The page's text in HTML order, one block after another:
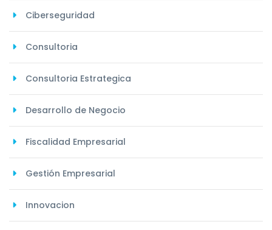
Ciberseguridad
Consultoria
Consultoria Estrategica
Desarrollo de Negocio
Fiscalidad Empresarial
Gestión Empresarial
Innovacion